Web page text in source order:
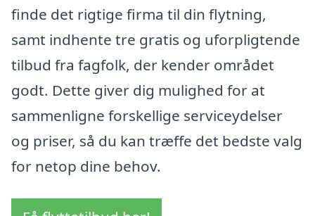
finde det rigtige firma til din flytning,
samt indhente tre gratis og uforpligtende
tilbud fra fagfolk, der kender området
godt. Dette giver dig mulighed for at
sammenligne forskellige serviceydelser
og priser, så du kan træffe det bedste valg
for netop dine behov.